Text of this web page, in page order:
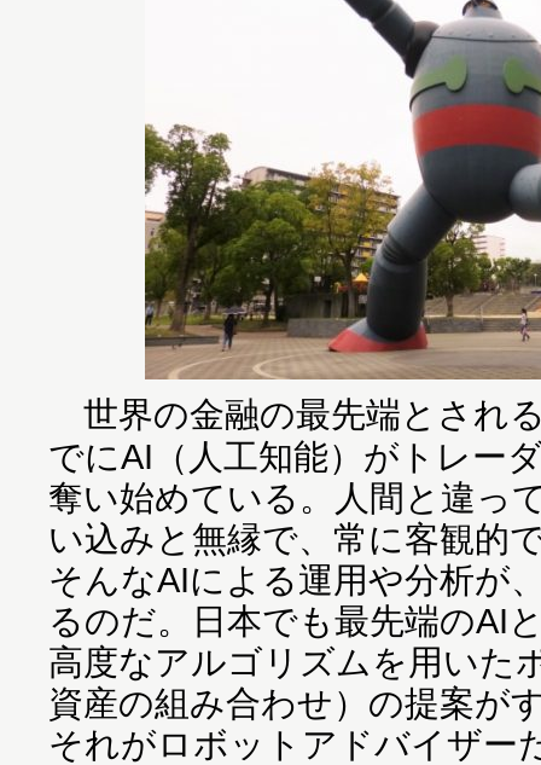
世界の金融の最先端とされ
でにAI（人工知能）がトレー
奪い始めている。人間と違っ
い込みと無縁で、常に客観的
そんなAIによる運用や分析が
るのだ。日本でも最先端のAI
高度なアルゴリズムを用いた
資産の組み合わせ）の提案が
それがロボットアドバイザー